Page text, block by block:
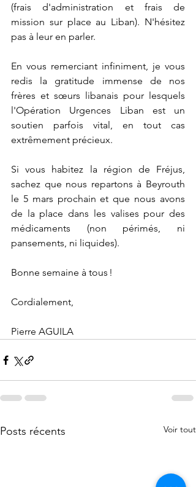
(frais d'administration et frais de
mission sur place au Liban). N'hésitez
pas à leur en parler.
En vous remerciant infiniment, je vous
redis la gratitude immense de nos
frères et sœurs libanais pour lesquels
l'Opération Urgences Liban est un
soutien parfois vital, en tout cas
extrêmement précieux.
Si vous habitez la région de Fréjus,
sachez que nous repartons à Beyrouth
le 5 mars prochain et que nous avons
de la place dans les valises pour des
médicaments (non périmés, ni
pansements, ni liquides).
Bonne semaine à tous !
Cordialement,
Pierre AGUILA
Posts récents Voir tout